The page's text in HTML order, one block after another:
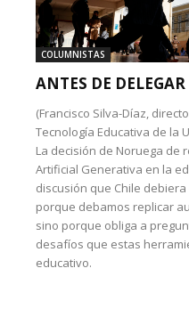
COLUMNISTAS
ANTES DE
(Francisco Silva-Díaz,
Tecnología Educativa de la
La decisión de Noruega de
Artificial Generativa en la
discusión que Chile
porque debamos replicar
sino porque obliga a
desafíos que estas
educativo.